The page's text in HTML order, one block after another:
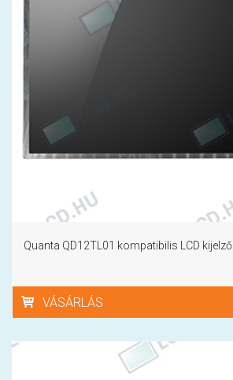
Quanta QD12TL01 kompatibilis LCD kijelző
VÁSÁRLÁS